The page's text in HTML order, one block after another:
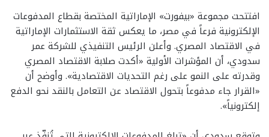
افتتحت مجموعة «بيفورت» الإماراتية المختصة بقطاع المدفوعات
الإلكترونية فرعاً في مصر، ما يعكس ثقة الاستثمارات الإماراتية
في الاقتصاد المصري. وأعلن الرئيس التنفيذي للشركة عمر
سدودي، أن المؤشرات الأولية «أكدت صلابة الاقتصاد المصري
وقدرته على النمو على رغم التحديات الاقتصادية». وأوضح أن
«القرار جاء مدفوعاً بتحول الاقتصاد عن التعامل بالنقد نحو الدفع
إلكترونياً».